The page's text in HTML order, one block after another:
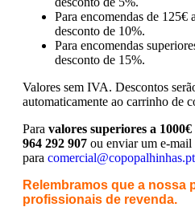
Para encomendas de 125€
desconto de 10%.
Para encomendas
desconto de 15%.
Valores sem IVA. Descontos
automaticamente ao carrinho de
Para valores superiores a
964 292 907 ou enviar um e-mail
para comercial@copopalhinhas.pt
Relembramos que a nossa
profissionais de revenda.